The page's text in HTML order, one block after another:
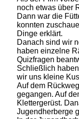
noch etwas über
Dann war die
konnten
Dinge erklärt.
Danach sind wir
haben einzelne
Quizfragen
Schließlich
wir uns kleine
Auf dem
gegangen. Auf
Klettergerüst.
Jugendherberge